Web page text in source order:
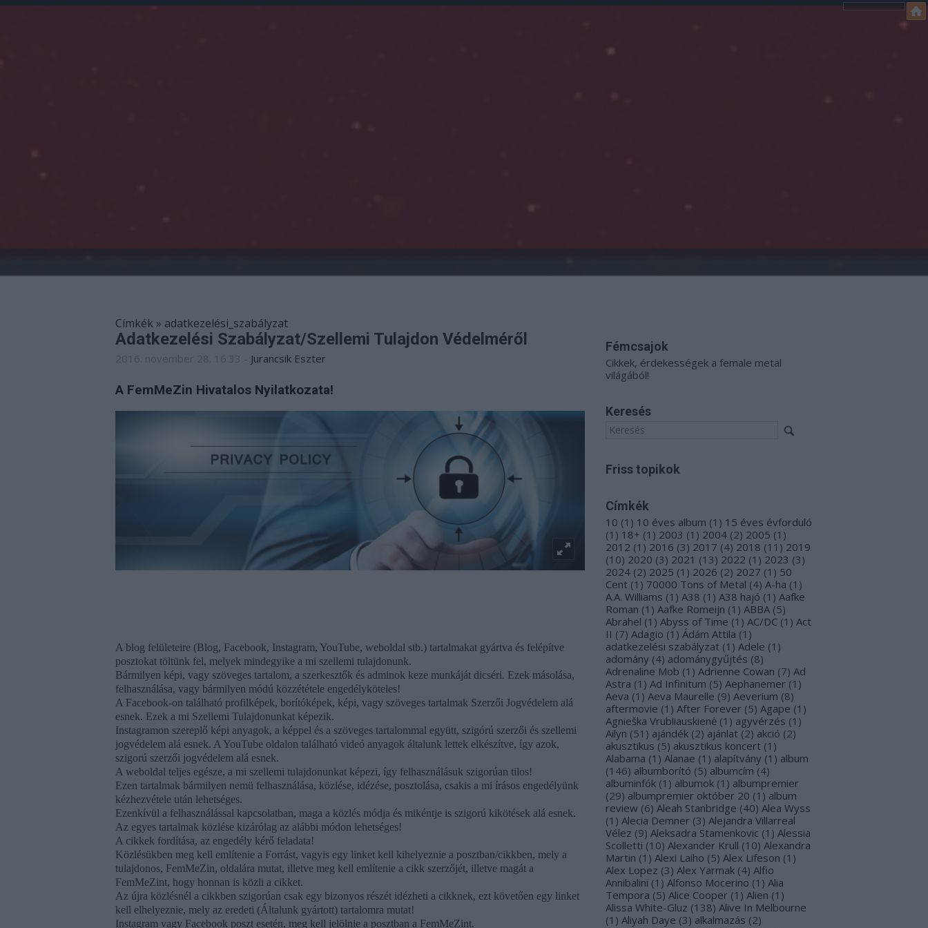
Címkék » adatkezelési_szabályzat
Adatkezelési Szabályzat/Szellemi Tulajdon Védelméről
Jurancsik Eszter
A FemMeZin Hivatalos Nyilatkozata!
A blog felületeire (Blog, Facebook, Instagram, YouTube, weboldal stb.) tartalmakat gyártva és felépítve
posztokat töltünk fel, melyek mindegyike a mi szellemi tulajdonunk.
Bármilyen képi, vagy szöveges tartalom, a szerkesztők és adminok keze munkáját dicséri. Ezek másolása,
felhasználása, vagy bármilyen módú közzététele engedélyköteles!
A Facebook-on található profilképek, borítóképek, képi, vagy szöveges tartalmak Szerzői Jogvédelem alá
esnek. Ezek a mi Szellemi Tulajdonunkat képezik.
Instagramon szereplő képi anyagok, a képpel és a szöveges tartalommal együtt, szigórú szerzői és szellemi
jogvédelem alá esnek. A YouTube oldalon található videó anyagok általunk lettek elkészítve, így azok,
szigorú szerzői jogvédelem alá esnek.
A weboldal teljes egésze, a mi szellemi tulajdonunkat képezi, így felhasználásuk szigorúan tilos!
Ezen tartalmak bármilyen nemü felhasználása, közlése, idézése, posztolása, csakis a mi írásos engedélyünk
kézhezvétele után lehetséges.
Ezenkívül a felhasználással kapcsolatban, maga a közlés módja és mikéntje is szigorú kikötések alá esnek.
Az egyes tartalmak közlése kizárólag az alábbi módon lehetséges!
A cikkek fordítása, az engedély kérő feladata!
Közlésükben meg kell említenie a Forrást, vagyis egy linket kell kihelyeznie a posztban/cikkben, mely a
tulajdonos, FemMeZin, oldalára mutat, illetve meg kell említenie a cikk szerzőjét, illetve magát a
FemMeZint, hogy honnan is közli a cikket.
Az újra közlésnél a cikkben szigorúan csak egy bizonyos részét idézheti a cikknek, ezt követően egy linket
kell elhelyeznie, mely az eredeti (Általunk gyártott) tartalomra mutat!
Instagram vagy Facebook poszt esetén, meg kell jelölnie a posztban a FemMeZint.
Fémcsajok
Cikkek, érdekességek a female metal
világából!
Keresés
Friss topikok
Címkék
10 (1 ) 10 éves album (1 ) 15 éves évforduló
(1 ) 18+ (1 ) 2003 (1 ) 2004 (2) 2005 (1 )
2012 (1 ) 2016 (3) 2017 (4) 2018 (11 ) 2019
(10) 2020 (3) 2021 (13) 2022 (1 ) 2023 (3)
2024 (2) 2025 (1 ) 2026 (2) 2027 (1 ) 50
Cent (1 ) 70000 Tons of Metal (4) A-ha (1 )
A.A. Williams (1 ) A38 (1 ) A38 hajó (1 ) Aafke
Roman (1 ) Aafke Romeijn (1 ) ABBA (5)
Abrahel (1 ) Abyss of Time (1 ) AC/DC (1 ) Act
II (7) Adagio (1 ) Ádám Attila (1 )
adatkezelési szabályzat (1 ) Adele (1 )
adomány (4) adománygyűjtés (8)
Adrenaline Mob (1 ) Adrienne Cowan (7) Ad
Astra (1 ) Ad Infinitum (5) Aephanemer (1 )
Aeva (1 ) Aeva Maurelle (9) Aeverium (8)
aftermovie (1 ) After Forever (5) Agape (1 )
Agnieška Vrubliauskienė (1 ) agyvérzés (1 )
Ailyn (51 ) ajándék (2) ajánlat (2) akció (2)
akusztikus (5) akusztikus koncert (1 )
Alabama (1 ) Alanae (1 ) alapítvány (1 ) album
(146) albumborító (5) albumcím (4)
albuminfók (1 ) albumok (1 ) albumpremier
(29) albumpremier október 20 (1 ) album
review (6) Aleah Stanbridge (40) Alea Wyss
(1 ) Alecia Demner (3) Alejandra Villarreal
Vélez (9) Aleksadra Stamenkovic (1 ) Alessia
Scolletti (10) Alexander Krull (10) Alexandra
Martin (1 ) Alexi Laiho (5) Alex Lifeson (1 )
Alex Lopez (3) Alex Yarmak (4) Alfio
Annibalini (1 ) Alfonso Mocerino (1 ) Alia
Tempora (5) Alice Cooper (1 ) Alien (1 )
Alissa White-Gluz (138) Alive In Melbourne
(1 ) Aliyah Daye (3) alkalmazás (2)